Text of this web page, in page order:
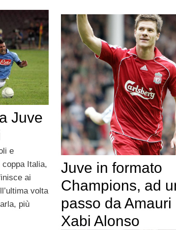
Juve
e
Italia,
ai
volta
più
Juve in formato
Champions, ad
passo da Amauri
Xabi Alonso